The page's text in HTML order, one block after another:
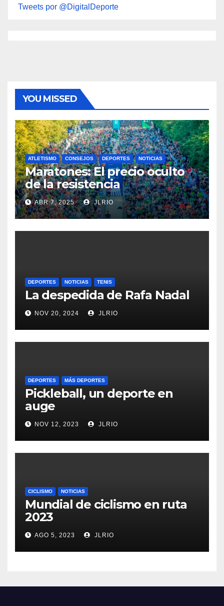
Tweets por @DigitalDeporte
YOU MISSED
ATLETISMO CONSEJOS DEPORTES NOTICIAS
Maratones: El precio oculto
de la resistencia
ABR 7, 2025 JLRIO
DEPORTES NOTICIAS TENIS
La despedida de Rafa Nadal
NOV 20, 2024 JLRIO
DEPORTES MÁS DEPORTES
Pickleball, un deporte en
auge
NOV 12, 2023 JLRIO
CICLISMO NOTICIAS
Mundial de ciclismo en ruta
2023
AGO 5, 2023 JLRIO